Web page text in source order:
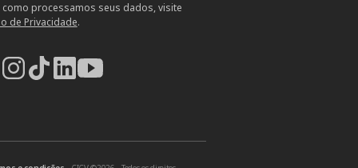
como processamos seus dados, visite
de Privacidade.